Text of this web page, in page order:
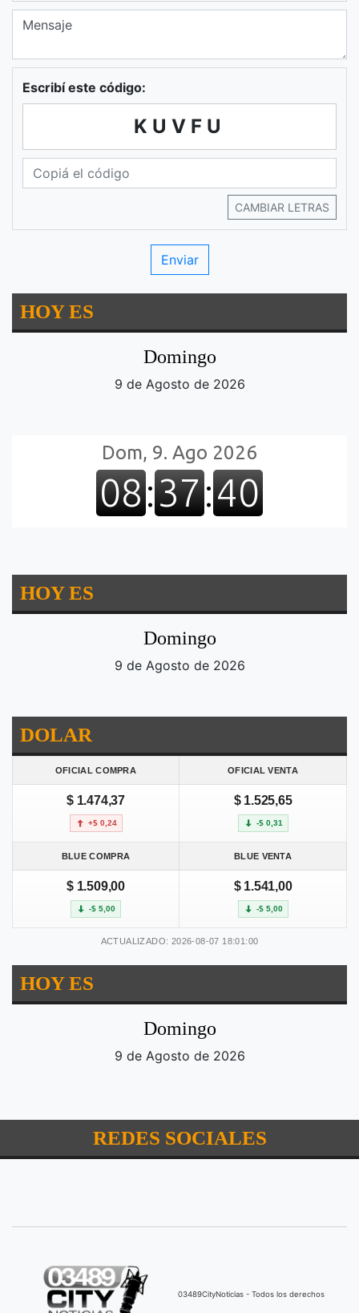
Escribí este código:
KUVFU
CAMBIAR LETRAS
HOY ES
Domingo
9 de Agosto de 2026
HOY ES
Domingo
9 de Agosto de 2026
DOLAR
OFICIAL COMPRA OFICIAL VENTA
$ 1.474,37
+$ 0,24
$ 1.525,65
-$ 0,31
BLUE COMPRA BLUE VENTA
$ 1.509,00
-$ 5,00
$ 1.541,00
-$ 5,00
ACTUALIZADO: 2026-08-07 18:01:00
HOY ES
Domingo
9 de Agosto de 2026
REDES SOCIALES
03489CityNoticias - Todos los derechos